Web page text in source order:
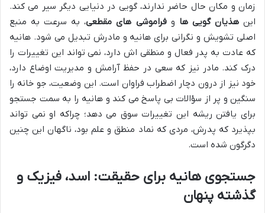
زمان و مکان حال حاضر ندارند، گویی در دنیایی دیگر سیر می کند.
اینهذیان گویی ها وفراموشی های مقطعی، به سرعت به منبع
اصلی تشویش و نگرانی برای هانیه و مادرش تبدیل می شود. هانیه
که عادت به پدر فعال و منطقی اش دارد، نمی تواند این تغییرات را
درک کند. مادر نیز که سعی در حفظ آرامش و مدیریت اوضاع دارد،
خود نیز از درون دچار اضطراب فراوان است. این وضعیت، جو خانه را
سنگین و پر از سؤالات بی پاسخ می کند و هانیه را به سمت جستجو
برای یافتن ریشه این تغییرات سوق می دهد؛ چراکه او نمی تواند
بپذیرد که پدرش، مردی که نماد منطق و علم بود، ناگهان این چنین
دگرگون شده است.
جستجوی هانیه برای حقیقت: اسد، فیزیک و
گذشته پنهان